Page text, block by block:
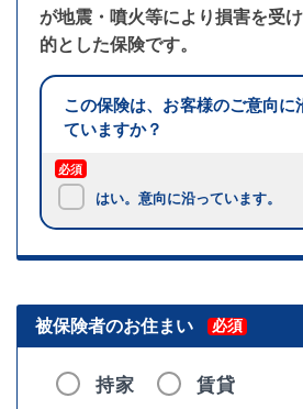
が地震・噴火等により損害を受
的とした保険です。
この保険は、お客様のご意向に
ていますか？
必須
はい。意向に沿っています。
被保険者のお住まい 必須
持家 賃貸